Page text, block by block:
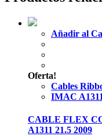
Añadir al
Oferta!
Cables
IMAC A1311
CABLE FLEX
A1311 21.5 2009